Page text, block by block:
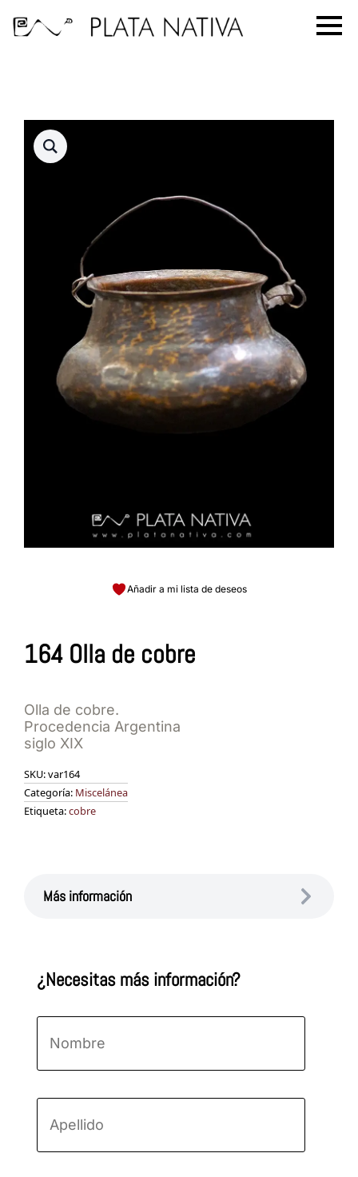
Añadir a mi lista de deseos
164 Olla de cobre
Olla de cobre.
Procedencia Argentina
siglo XIX
SKU:var164
Categoría: Miscelánea
Etiqueta:cobre
Más información
¿Necesitas más información?